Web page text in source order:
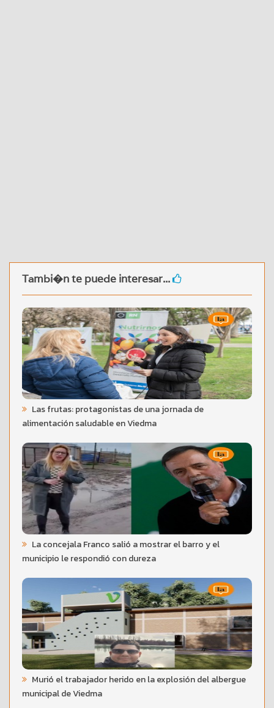
Tambi�n te puede interesar...
Las frutas: protagonistas de una jornada de
alimentación saludable en Viedma
La concejala Franco salió a mostrar el barro y el
municipio le respondió con dureza
Murió el trabajador herido en la explosión del albergue
municipal de Viedma